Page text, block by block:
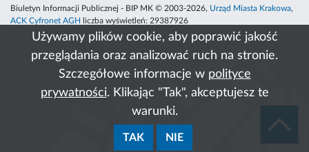
Używamy plików cookie, aby poprawić jakość
przeglądania oraz analizować ruch na stronie.
Szczegółowe informacje w polityce
prywatności. Klikając "Tak", akceptujesz te
warunki.
TAK NIE
Biuletyn Informacji Publicznej - BIP MK © 2003-2026, Urząd Miasta Krakowa,
ACK Cyfronet AGH
liczba wyświetleń: 29387926